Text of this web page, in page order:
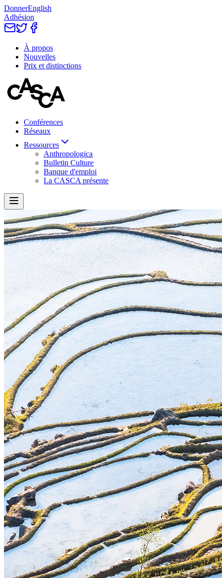
DonnerEnglish
Adhésion
À propos
Nouvelles
Prix et distinctions
Conférences
Réseaux
Ressources
Anthropologica
Bulletin Culture
Banque d'emploi
La CASCA présente